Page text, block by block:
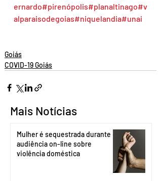
ernardo#pirenópolis#planaltinago#v
alparaisodegoias#niquelandia#unai
Goiás
COVID-19 Goiás
Mais Notícias
Mulher é sequestrada durante
audiência on-line sobre
violência doméstica